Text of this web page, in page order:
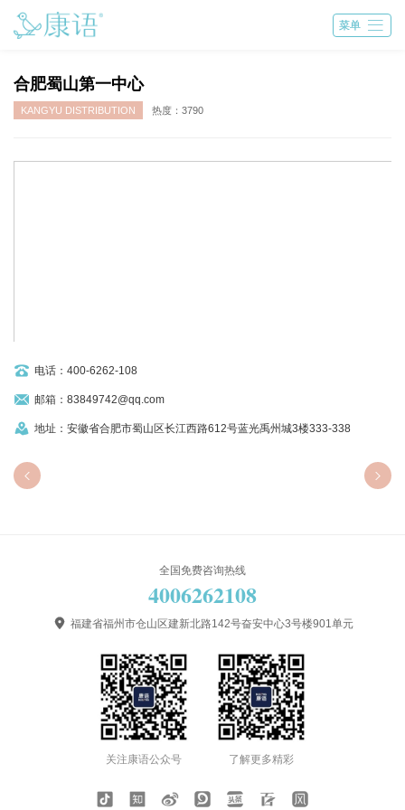
菜单 
合肥蜀山第一中心
KANGYU DISTRIBUTION 热度：3790
电话：400-6262-108
邮箱：83849742@qq.com
地址：安徽省合肥市蜀山区长江西路612号蓝光禹州城3楼333-338
 
全国免费咨询热线
4006262108
 福建省福州市仓山区建新北路142号奋安中心3号楼901单元
关注康语公众号 了解更多精彩